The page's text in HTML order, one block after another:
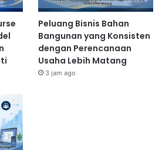
Peluang Bisnis Bahan
Bangunan yang Konsisten
dengan Perencanaan
Usaha Lebih Matang
3 jam ago